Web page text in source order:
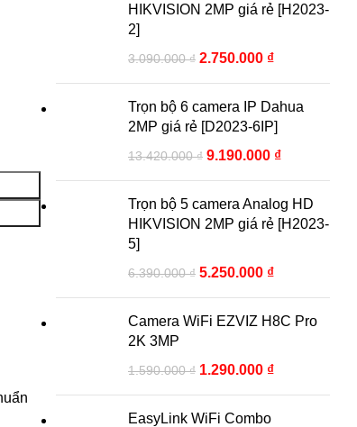
HIKVISION 2MP giá rẻ [H2023-
2]
3.090.000₫ 2.750.000 ₫
Trọn bộ 6 camera IP Dahua
2MP giá rẻ [D2023-6IP]
13.420.000₫ 9.190.000 ₫
Trọn bộ 5 camera Analog HD
HIKVISION 2MP giá rẻ [H2023-
5]
6.390.000₫ 5.250.000 ₫
Camera WiFi EZVIZ H8C Pro
2K 3MP
1.590.000₫ 1.290.000 ₫
EasyLink WiFi Combo